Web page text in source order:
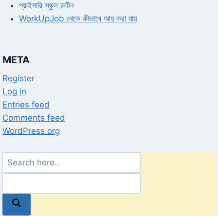
প্রাইমারি স্কুল রুটিন
WorkUpJob থেকে কীভাবে আয় করা যায়
META
Register
Log in
Entries feed
Comments feed
WordPress.org